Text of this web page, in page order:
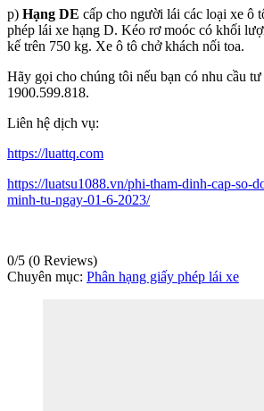
p) Hạng DE cấp cho người lái các loại xe ô
phép lái xe hạng D. Kéo rơ moóc có khối
kế trên 750 kg. Xe ô tô chở khách nối toa.
Hãy gọi cho chúng tôi nếu bạn có nhu cầu tư
1900.599.818.
Liên hệ dịch vụ:
https://luattq.com
https://luatsu1088.vn/phi-tham-dinh-cap-so-
minh-tu-ngay-01-6-2023/
0/5 (0 Reviews)
Chuyên mục: Phân hạng giấy phép lái xe